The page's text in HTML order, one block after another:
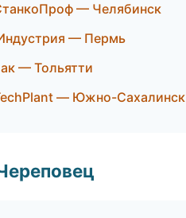
— Челябинск
— Пермь
— Тольятти
— Южно-Сахалинск